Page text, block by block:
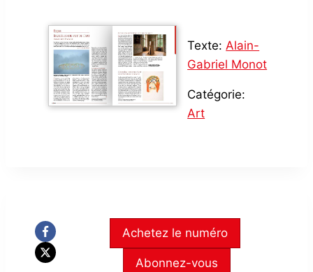
Texte: Alain-
Gabriel Monot
Catégorie:
Art
Achetez le numéro
Abonnez-vous